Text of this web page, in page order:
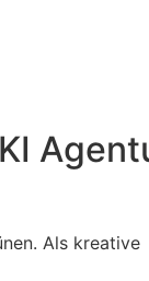
Als kreative